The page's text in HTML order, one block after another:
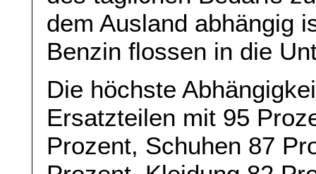
dem Ausland abhängig
Benzin flossen in die
Die höchste
Ersatzteilen mit 95
Prozent, Schuhen 87